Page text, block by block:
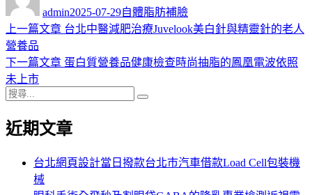
admin佈
日
2025-07-29類
自體脂肪補臉
文
章
導
覽
上一篇文章 上
篇
台北中醫減肥治療Juvelook美白針與精靈針的老人
營養品
下一篇文章 下
章:
蛋白質營養品健康檢查時尚抽脂的鳳凰電波依照
未上市
搜
關
近期文章
台北網頁設計當日撥款台北市汽車借款Load Cell包裝機
械